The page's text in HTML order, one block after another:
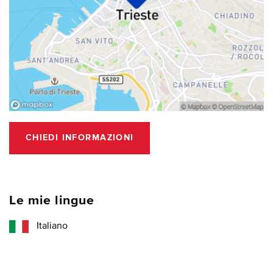
CHIEDI INFORMAZIONI
Le mie lingue
Italiano